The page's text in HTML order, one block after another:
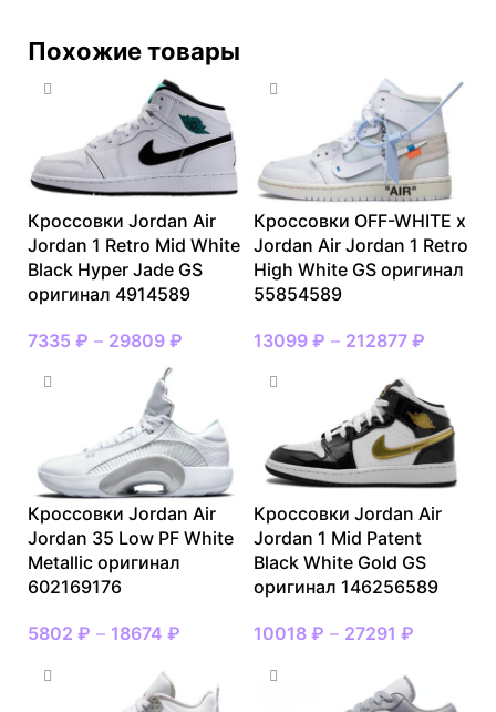
Похожие товары
Кроссовки Jordan Air
Jordan 1 Retro Mid White
Black Hyper Jade GS
оригинал 4914589
7335 ₽ – 29809 ₽
Кроссовки OFF-WHITE x
Jordan Air Jordan 1 Retro
High White GS оригинал
55854589
13099 ₽ – 212877 ₽
Кроссовки Jordan Air
Jordan 35 Low PF White
Metallic оригинал
602169176
5802 ₽ – 18674 ₽
Кроссовки Jordan Air
Jordan 1 Mid Patent
Black White Gold GS
оригинал 146256589
10018 ₽ – 27291 ₽